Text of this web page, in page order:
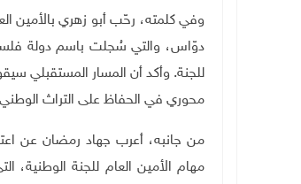
وفي كلمته، رحّب أبو زهري بالأمين
دوّاس، والتي سُجلت باسم دولة
للجنة. وأكد أن المسار المستقبلي
محوري في الحفاظ على التراث الوطني
من جانبه، أعرب جهاد رمضان عن
مهام الأمين العام للجنة